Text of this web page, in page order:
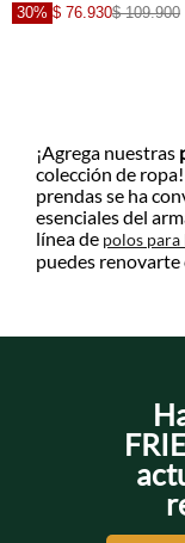
30% $ 76.930$ 109.900
¡Agrega nuestras
colección de
prendas se ha
esenciales del
línea de polos
puedes
natural a todos
tuya ahora y
inconfundible de